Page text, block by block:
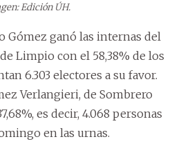
Edición ÚH.
Gómez ganó las internas del
Limpio con el 58,38% de los
6.303 electores a su favor.
Verlangieri, de Sombrero
es decir, 4.068 personas
en las urnas.